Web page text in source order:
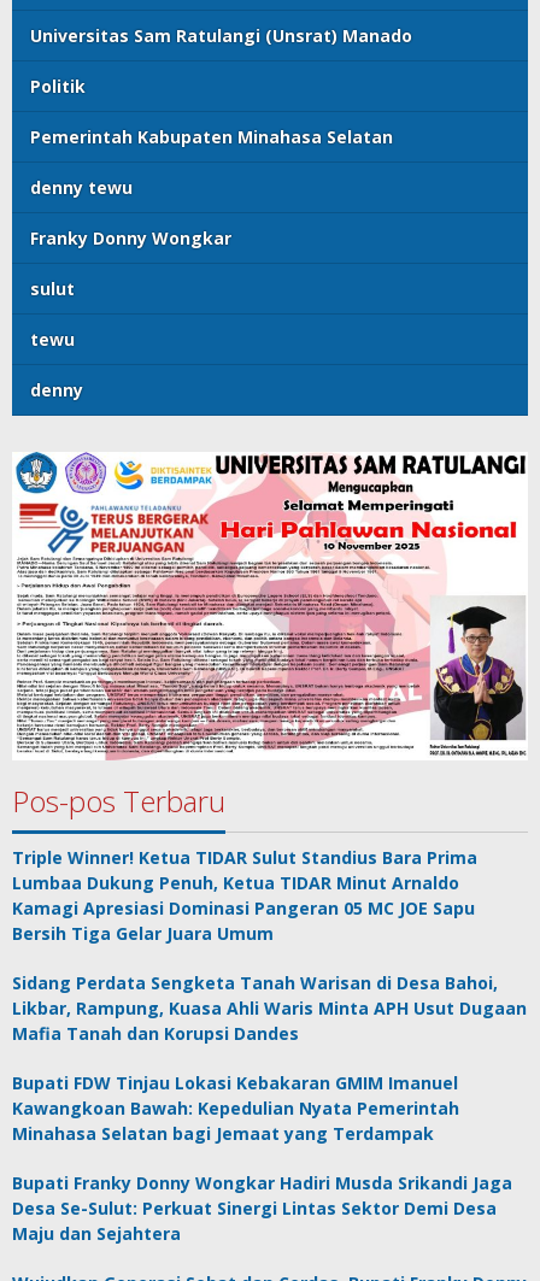
Universitas Sam Ratulangi (Unsrat) Manado
Politik
Pemerintah Kabupaten Minahasa Selatan
denny tewu
Franky Donny Wongkar
sulut
tewu
denny
Pos-pos Terbaru
Triple Winner! Ketua TIDAR Sulut Standius Bara Prima
Lumbaa Dukung Penuh, Ketua TIDAR Minut Arnaldo
Kamagi Apresiasi Dominasi Pangeran 05 MC JOE Sapu
Bersih Tiga Gelar Juara Umum
Sidang Perdata Sengketa Tanah Warisan di Desa Bahoi,
Likbar, Rampung, Kuasa Ahli Waris Minta APH Usut Dugaan
Mafia Tanah dan Korupsi Dandes
Bupati FDW Tinjau Lokasi Kebakaran GMIM Imanuel
Kawangkoan Bawah: Kepedulian Nyata Pemerintah
Minahasa Selatan bagi Jemaat yang Terdampak
Bupati Franky Donny Wongkar Hadiri Musda Srikandi Jaga
Desa Se-Sulut: Perkuat Sinergi Lintas Sektor Demi Desa
Maju dan Sejahtera